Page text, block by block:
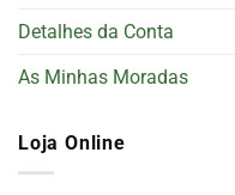
Detalhes da Conta
As Minhas Moradas
Loja Online